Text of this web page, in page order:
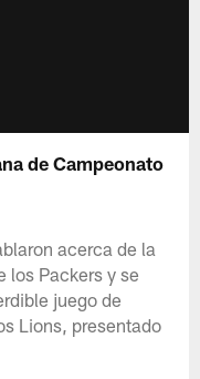
de Campeonato
acerca de la
los Packers y se
juego de
Lions, presentado